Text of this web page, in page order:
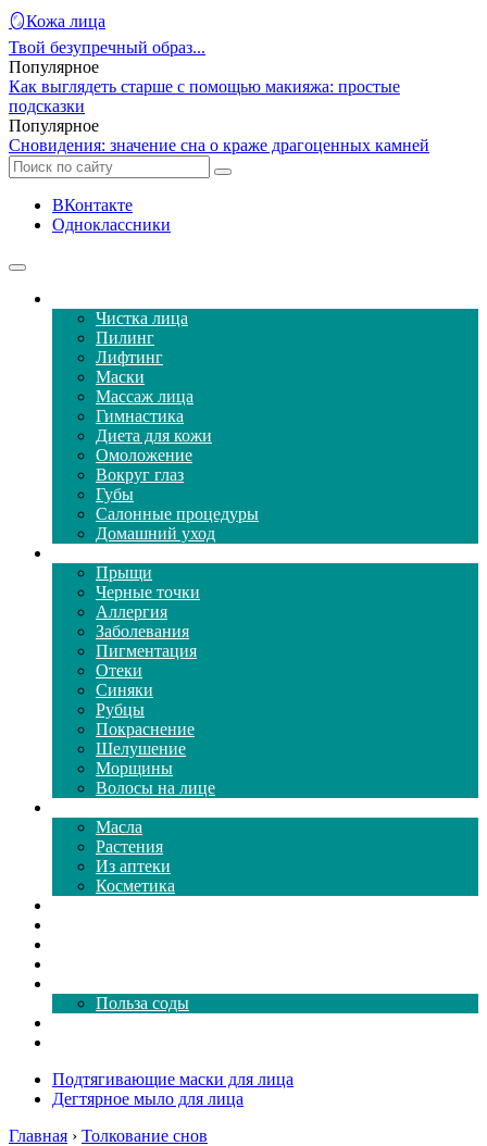
🪞Кожа лица
Твой безупречный образ...
Популярное
Как выглядеть старше с помощью макияжа: простые
подсказки
Популярное
Сновидения: значение сна о краже драгоценных камней
ВКонтакте
Одноклассники
Чистка лица
Пилинг
Лифтинг
Маски
Массаж лица
Гимнастика
Диета для кожи
Омоложение
Вокруг глаз
Губы
Салонные процедуры
Домашний уход
Прыщи
Черные точки
Аллергия
Заболевания
Пигментация
Отеки
Синяки
Рубцы
Покраснение
Шелушение
Морщины
Волосы на лице
Масла
Растения
Из аптеки
Косметика
Польза соды
Подтягивающие маски для лица
Дегтярное мыло для лица
Главная › Толкование снов